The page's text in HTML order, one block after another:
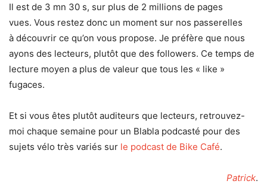
Il est de 3 mn 30 s, sur plus de 2 millions de pages
vues. Vous restez donc un moment sur nos passerelles
à découvrir ce qu’on vous propose. Je préfère que nous
ayons des lecteurs, plutôt que des followers. Ce temps de
lecture moyen a plus de valeur que tous les « like »
fugaces.
Et si vous êtes plutôt auditeurs que lecteurs, retrouvez-
moi chaque semaine pour un Blabla podcasté pour des
sujets vélo très variés sur le podcast de Bike Café.
Patrick.